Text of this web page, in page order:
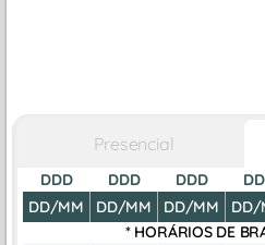
Presencial
DDD
DD/MM
DDD
DD/MM
DDD
DD/MM
DD/
* HORÁRIOS DE